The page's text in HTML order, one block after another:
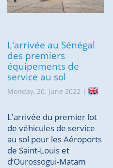
L'arrivée au Sénégal
des premiers
équipements de
service au sol
Monday, 20. June 2022 |
L'arrivée du premier lot
de véhicules de service
au sol pour les Aéroports
de Saint-Louis et
d‘Ourossogui-Matam